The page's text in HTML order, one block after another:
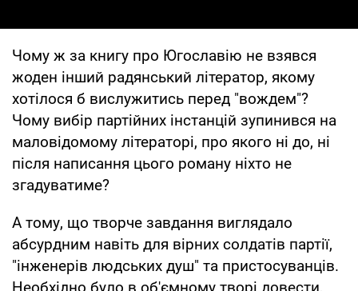
Чому ж за книгу про Югославію не взявся
жоден інший радянський літератор, якому
хотілося б вислужитись перед "вождем"?
Чому вибір партійних інстанцій зупинився на
маловідомому літераторі, про якого ні до, ні
після написання цього роману ніхто не
згадуватиме?
А тому, що творче завдання виглядало
абсурдним навіть для вірних солдатів партії,
"інженерів людських душ" та пристосуванців.
Необхідно було в об'ємному творі довести,